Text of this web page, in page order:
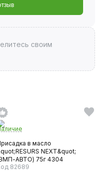
своим
в масло
NEXT&quot;
АВТО) 75г 4304
82689